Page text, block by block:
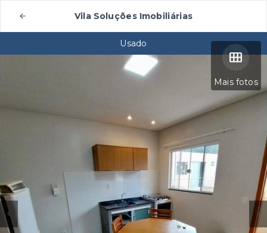
Vila Soluções Imobiliárias
Mais fotos
Usado